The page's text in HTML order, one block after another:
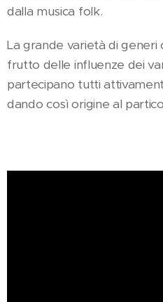
dalla musica folk.
La grande varietà di
frutto delle influenze dei
partecipano tutti
dando così origine al